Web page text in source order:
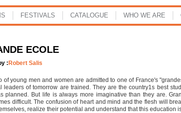
FESTIVALS CATALOGUE WHO WE ARE
ECOLE
: Robert Salis
of young men and women are admitted to one of France's
leaders of tomorrow are trained. They are the country1s best
planned. But life is always more imaginative than they are.
difficult. The confusion of heart and mind and the flesh will
realize their potential and understand that this education